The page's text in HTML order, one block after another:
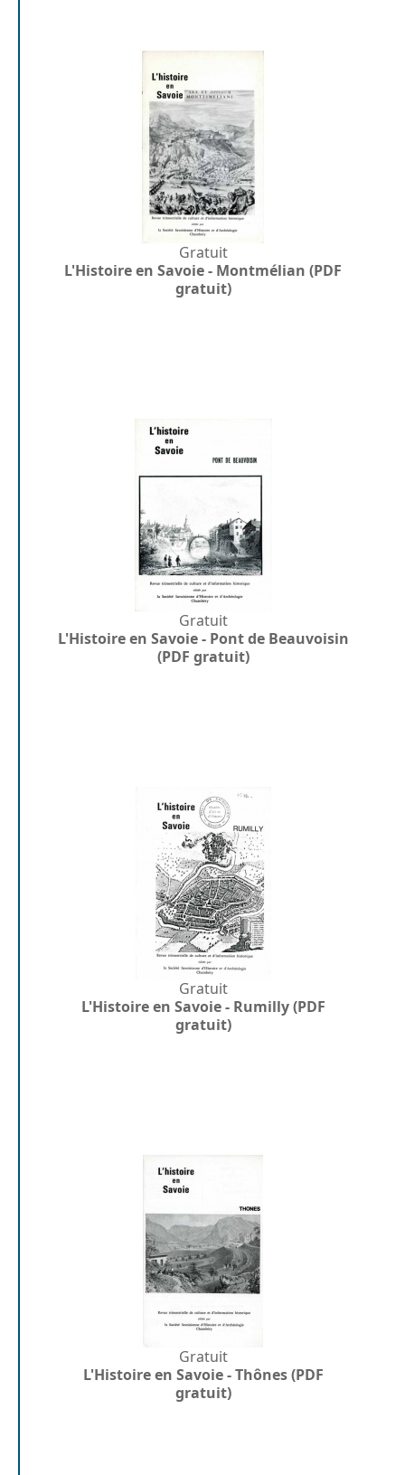
Gratuit
L'Histoire en Savoie - Montmélian (PDF
gratuit)
Gratuit
L'Histoire en Savoie - Pont de Beauvoisin
(PDF gratuit)
Gratuit
L'Histoire en Savoie - Rumilly (PDF
gratuit)
Gratuit
L'Histoire en Savoie - Thônes (PDF
gratuit)